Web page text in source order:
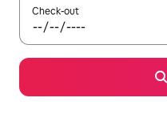
Check-out